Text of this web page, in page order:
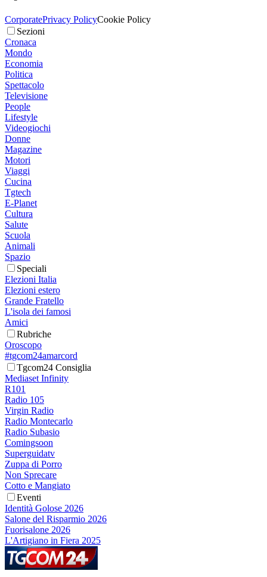
CorporatePrivacy PolicyCookie Policy
Sezioni
Cronaca
Mondo
Economia
Politica
Spettacolo
Televisione
People
Lifestyle
Videogiochi
Donne
Magazine
Motori
Viaggi
Cucina
Tgtech
E-Planet
Cultura
Salute
Scuola
Animali
Spazio
Speciali
Elezioni Italia
Elezioni estero
Grande Fratello
L'isola dei famosi
Amici
Rubriche
Oroscopo
#tgcom24amarcord
Tgcom24 Consiglia
Mediaset Infinity
R101
Radio 105
Virgin Radio
Radio Montecarlo
Radio Subasio
Comingsoon
Superguidatv
Zuppa di Porro
Non Sprecare
Cotto e Mangiato
Eventi
Identità Golose 2026
Salone del Risparmio 2026
Fuorisalone 2026
L'Artigiano in Fiera 2025